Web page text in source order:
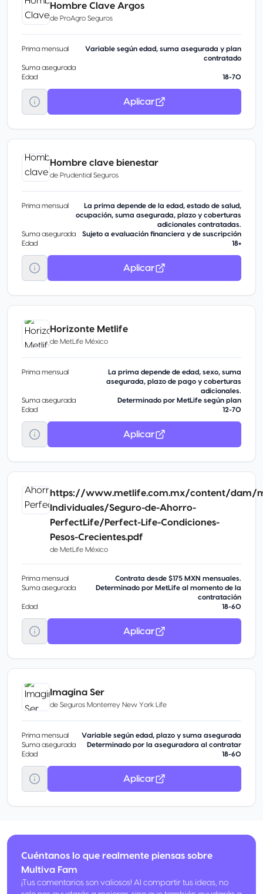
Hombre Clave Argos
de ProAgro Seguros
Prima mensual
Variable según edad, suma asegurada y plan
contratado
Suma asegurada
Edad
18-70
Aplicar
Hombre clave bienestar
de Prudential Seguros
Prima mensual
La prima depende de la edad, estado de salud,
ocupación, suma asegurada, plazo y coberturas
adicionales contratadas.
Suma asegurada
Sujeto a evaluación financiera y de suscripción
Edad
18+
Aplicar
Horizonte Metlife
de MetLife México
Prima mensual
La prima depende de edad, sexo, suma
asegurada, plazo de pago y coberturas
adicionales.
Suma asegurada
Determinado por MetLife según plan
Edad
12-70
Aplicar
https://www.metlife.com.mx/content/dam/
Individuales/Seguro-de-Ahorro-
PerfectLife/Perfect-Life-Condiciones-
Pesos-Crecientes.pdf
de MetLife México
Prima mensual
Contrata desde $175 MXN mensuales.
Suma asegurada
Determinado por MetLife al momento de la
contratación
Edad
18-60
Aplicar
Imagina Ser
de Seguros Monterrey New York Life
Prima mensual
Variable según edad, plazo y suma asegurada
Suma asegurada
Determinado por la aseguradora al contratar
Edad
18-60
Aplicar
Cuéntanos lo que realmente piensas sobre
Multiva Fam
¡Tus comentarios son valiosos! Al compartir tus ideas, no